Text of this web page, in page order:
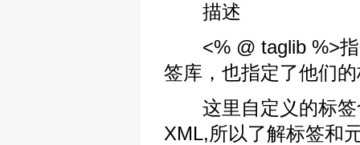
描述
<% @ taglib %>指
签库，也指定了他们
这里自定义的标签
XML,所以了解标签和